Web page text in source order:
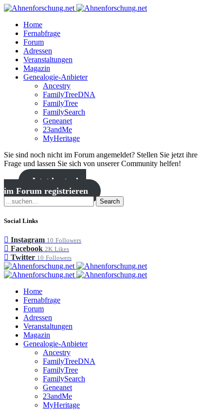
Home
Fernabfrage
Forum
Adressen
Veranstaltungen
Magazin
Genealogie-Anbieter
Ancestry
FamilyTreeDNA
FamilyTree
FamilySearch
Geneanet
23andMe
MyHeritage
Sie sind noch nicht im Forum angemeldet? Stellen Sie jetzt ihre
Frage und lassen Sie sich von unserer Community helfen!
Jetzt kostenlos
im Forum registrieren
Search
Social Links
Instagram 10 Followers
Facebook 2K Likes
Twitter 10 Followers
Home
Fernabfrage
Forum
Adressen
Veranstaltungen
Magazin
Genealogie-Anbieter
Ancestry
FamilyTreeDNA
FamilyTree
FamilySearch
Geneanet
23andMe
MyHeritage